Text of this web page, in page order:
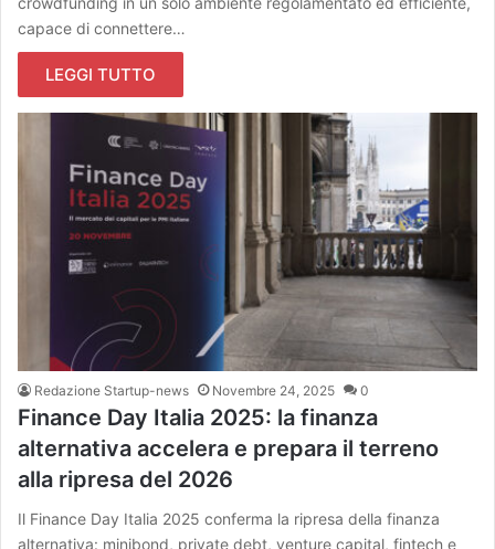
capace di connettere…
LEGGI TUTTO
Redazione Startup-news Novembre 24, 2025 0
Finance Day Italia 2025: la finanza
alternativa accelera e prepara il terreno
alla ripresa del 2026
Il Finance Day Italia 2025 conferma la ripresa della finanza
alternativa: minibond, private debt, venture capital, fintech e